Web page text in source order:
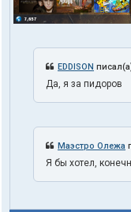
EDDISON
Да, я за пидоров
Маэстро Олежа
Я бы хотел,